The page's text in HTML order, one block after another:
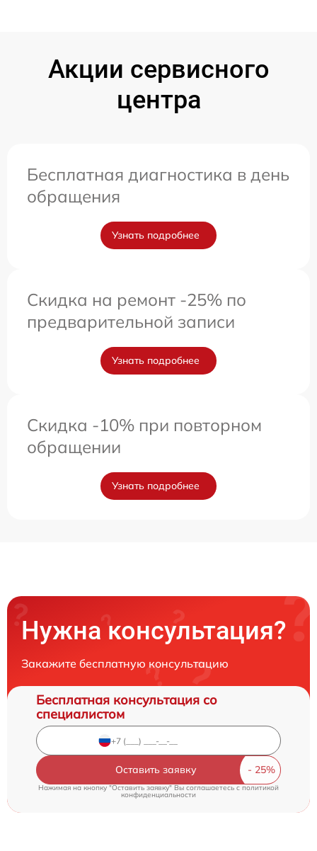
Акции сервисного
центра
Бесплатная диагностика в день
обращения
Узнать подробнее
Скидка на ремонт -25% по
предварительной записи
Узнать подробнее
Скидка -10% при повторном
обращении
Узнать подробнее
Нужна консультация?
Закажите бесплатную консультацию
Бесплатная консультация со
специалистом
Оставить заявку
Нажимая на кнопку "Оставить заявку" Вы соглашаетесь cполитикой
конфиденциальности